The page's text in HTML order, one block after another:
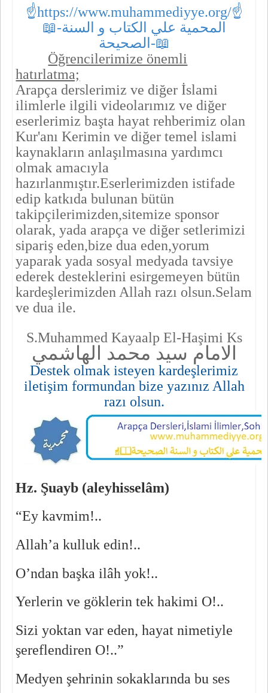
☝https://www.muhammediyye.org/☝
📖-المحمية علي الكتاب و السنة
الصحيحة-📖
Öğrencilerimize önemli
hatırlatma;
Arapça derslerimiz ve diğer İslami
ilimlerle ilgili videolarımız ve diğer
eserlerimiz başta hayat rehberimiz olan
Kur'anı Kerimin ve diğer temel islami
kaynakların anlaşılmasına yardımcı
olmak amacıyla
hazırlanmıştır.Eserlerimizden istifade
edip katkıda bulunan bütün
takipçilerimizden,sitemize sponsor
olarak, yada arapça ve diğer setlerimizi
sipariş eden,bize dua eden,yorum
yaparak yada sosyal medyada tavsiye
ederek desteklerini esirgemeyen bütün
kardeşlerimizden Allah razı olsun.Selam
ve dua ile.
S.Muhammed Kayaalp El-Haşimi Ks
الامام سيد محمد الهاشمي
Destek olmak isteyen kardeşlerimiz
iletişim formundan bize yazınız Allah
razı olsun.
Hz. Şuayb (aleyhisselâm)
“Ey kavmim!..
Allah’a kulluk edin!..
O’ndan başka ilâh yok!..
Yerlerin ve göklerin tek hakimi O!..
Sizi yoktan var eden, hayat nimetiyle
şereflendiren O!..”
Medyen şehrinin sokaklarında bu ses